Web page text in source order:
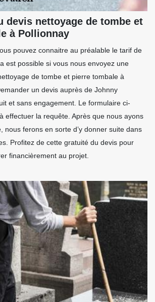
devis nettoyage de tombe et
à Pollionnay
pouvez connaitre au préalable le tarif de
est possible si vous nous envoyez une
de tombe et pierre tombale à
un devis auprès de Johnny
et sans engagement. Le formulaire ci-
effectuer la requête. Après que nous ayons
nous ferons en sorte d’y donner suite dans
Profitez de cette gratuité du devis pour
financièrement au projet.